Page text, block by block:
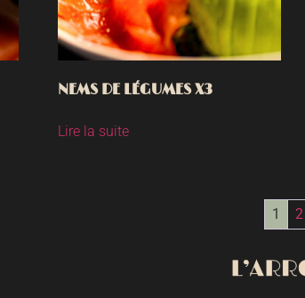
NEMS DE LÉGUMES X3
Lire la suite
1 2